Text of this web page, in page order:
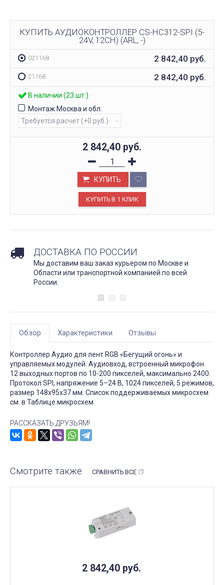
КУПИТЬ АУДИОКОНТРОЛЛЕР CS-HC312-SPI (5-
24V, 12CH) (ARL, -)
021168 2 842,40 руб.
21168 2 842,40 руб.
В наличии (23 шт.)
Монтаж Москва и обл.
2 842,40 руб.
КУПИТЬ
ДОСТАВКА ПО РОССИИ
Мы доставим ваш заказ курьером по Москве и
Области или транспортной компанией по всей
России.
Обзор Характеристики Отзывы
Контроллер Аудио для лент RGB «Бегущий огонь» и
управляемых модулей. Аудиовход, встроенный микрофон.
12 выходных портов по 10-200 пикселей, максимально 2400.
Протокол SPI, напряжение 5–24 В, 1024 пикселей, 5 режимов,
размер 148х95х37 мм. Список поддерживаемых микросхем
см. в Таблице микросхем.
РАССКАЗАТЬ ДРУЗЬЯМ!
Смотрите также СРАВНИТЬ ВСЕ
2 842,40 руб.